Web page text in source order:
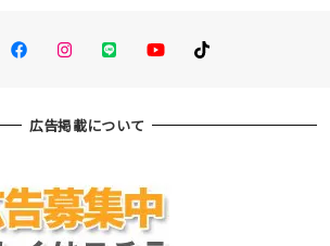
FacebookInstagram
LINE You TubeTikTok
広告掲載について